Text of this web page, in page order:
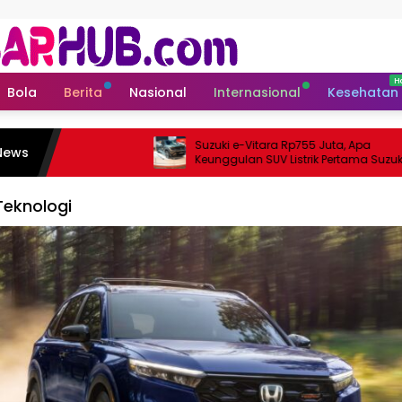
Bola Berita Nasional Internasional Kesehatan
Suzuki e-Vitara Rp755 Juta, Apa
Keunggulan SUV Listrik Pertama Suzuki?